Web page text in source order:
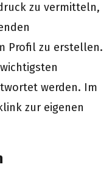
zu vermitteln,
Profil zu erstellen.
werden. Im
zur eigenen